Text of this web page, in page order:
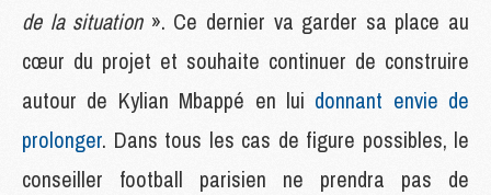
de la situation ». Ce dernier va garder sa place au
cœur du projet et souhaite continuer de construire
autour de Kylian Mbappé en lui donnant envie de
prolonger. Dans tous les cas de figure possibles, le
conseiller football parisien ne prendra pas de